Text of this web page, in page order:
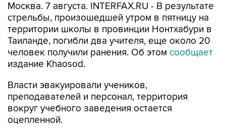
Москва. 7 августа. INTERFAX.RU - В результате
стрельбы, произошедшей утром в пятницу на
территории школы в провинции Нонтхабури в
Таиланде, погибли два учителя, еще около 20
человек получили ранения. Об этом сообщает
издание Khaosod.
Власти эвакуировали учеников,
преподавателей и персонал, территория
вокруг учебного заведения остается
оцепленной.